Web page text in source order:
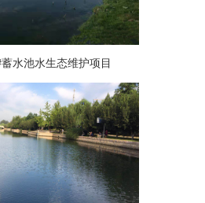
水池水生态维护项目